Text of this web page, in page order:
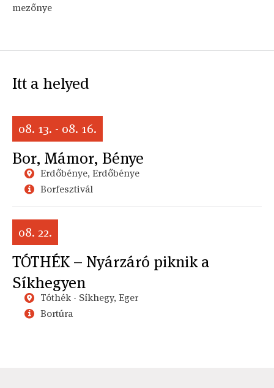
mezőnye
Itt a helyed
08. 13. - 08. 16.
Bor, Mámor, Bénye
Erdőbénye, Erdőbénye
Borfesztivál
08. 22.
TÓTHÉK – Nyárzáró piknik a
Síkhegyen
Tóthék - Síkhegy, Eger
Bortúra